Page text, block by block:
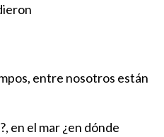
entre nosotros están
en el mar ¿en dónde